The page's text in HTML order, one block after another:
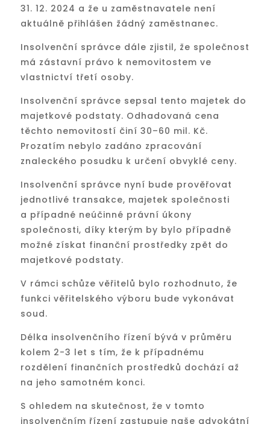
31. 12. 2024 a že u zaměstnavatele není
aktuálně přihlášen žádný zaměstnanec.
Insolvenční správce dále zjistil, že společnost
má zástavní právo k nemovitostem ve
vlastnictví třetí osoby.
Insolvenční správce sepsal tento majetek do
majetkové podstaty. Odhadovaná cena
těchto nemovitostí činí 30–60 mil. Kč.
Prozatím nebylo zadáno zpracování
znaleckého posudku k určení obvyklé ceny.
Insolvenční správce nyní bude prověřovat
jednotlivé transakce, majetek společnosti
a případné neúčinné právní úkony
společnosti, díky kterým by bylo případně
možné získat finanční prostředky zpět do
majetkové podstaty.
V rámci schůze věřitelů bylo rozhodnuto, že
funkci věřitelského výboru bude vykonávat
soud.
Délka insolvenčního řízení bývá v průměru
kolem 2-3 let s tím, že k případnému
rozdělení finančních prostředků dochází až
na jeho samotném konci.
S ohledem na skutečnost, že v tomto
insolvenčním řízení zastupuje naše advokátní